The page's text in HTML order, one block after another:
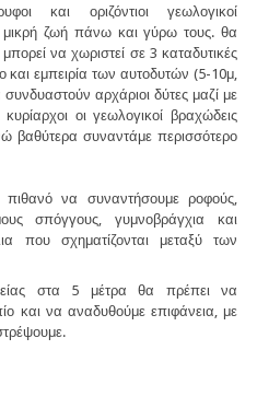
και οριζόντιοι γεωλογικοί
μικρή ζωή πάνω και γύρω τους. θα
να χωριστεί σε 3 καταδυτικές
και εμπειρία των αυτοδυτών (5-10μ,
αρχάριοι δύτες μαζί με
οι γεωλογικοί βραχώδεις
βαθύτερα συναντάμε περισσότερο
να συναντήσουμε ροφούς,
σπόγγους, γυμνοβράγχια και
που σχηματίζονται μεταξύ των
στα 5 μέτρα θα πρέπει να
και να αναδυθούμε επιφάνεια, με